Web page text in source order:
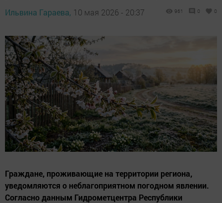
Ильвина Гараева, 10 мая 2026 - 20:37 961 0 0
Граждане, проживающие на территории региона,
уведомляются о неблагоприятном погодном явлении.
Согласно данным Гидрометцентра Республики